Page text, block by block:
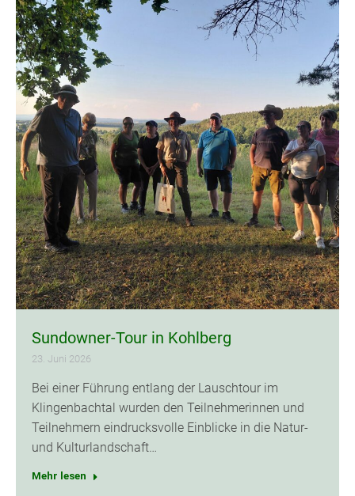
Sundowner-Tour in Kohlberg
23. Juni 2026
Bei einer Führung entlang der Lauschtour im
Klingenbachtal wurden den Teilnehmerinnen und
Teilnehmern eindrucksvolle Einblicke in die Natur-
und Kulturlandschaft…
Mehr lesen